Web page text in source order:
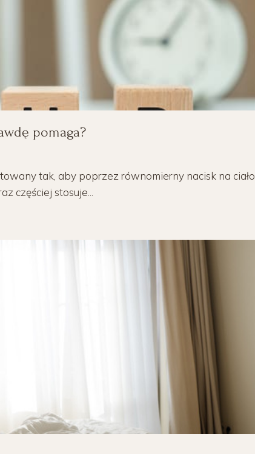
pomaga?
tak, aby poprzez równomierny nacisk na ciało
częściej stosuje...